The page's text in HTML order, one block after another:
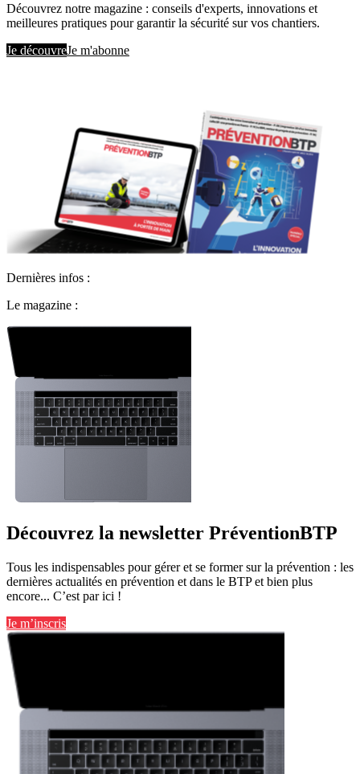
Découvrez notre magazine : conseils d'experts, innovations et
meilleures pratiques pour garantir la sécurité sur vos chantiers.
Je découvreJe m'abonne
Dernières infos :
Le magazine :
Découvrez la newsletter PréventionBTP
Tous les indispensables pour gérer et se former sur la prévention : les
dernières actualités en prévention et dans le BTP et bien plus
encore... C’est par ici !
Je m’inscris